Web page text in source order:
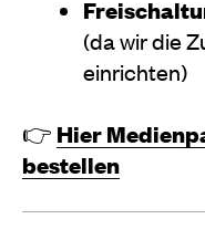
(da wir die
einrichten)
👉 Hier
bestellen